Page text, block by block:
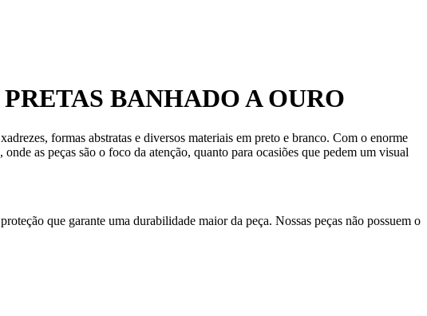
BANHADO A OURO
formas abstratas e diversos materiais em preto e branco. Com o enorme
as peças são o foco da atenção, quanto para ocasiões que pedem um visual
que garante uma durabilidade maior da peça. Nossas peças não possuem o